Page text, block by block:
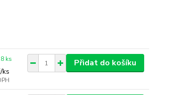
/ks
ks Přidat do košíku